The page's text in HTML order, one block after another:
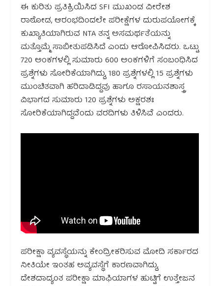
ಈ ಕುರಿತು ಪ್ರತಿಕ್ರಿಯಿಸಿದ SFI ಮುಖಂಡ ವೀರೇಶ
ರಾಠೋಡ, ಆರಂಭದಿಂದಲೇ ಪರೀಕ್ಷೆಗಳ ದುರುಪಯೋಗಕ್ಕೆ
ಕುಖ್ಯಾತಿಯಾಗಿರುವ NTA ತನ್ನ ಅಸಮರ್ಥತೆಯನ್ನು
ಮತ್ತೊಮ್ಮೆ ಸಾಬೀತುಪಡಿಸಿದೆ ಎಂದು ಆರೋಪಿಸಿದರು. ಒಟ್ಟು
720 ಅಂಕಗಳಲ್ಲಿ ಸುಮಾರು 600 ಅಂಕಗಳಿಗೆ ಸಂಬಂಧಿಸಿದ
ಪ್ರಶ್ನೆಗಳು ಸೋರಿಕೆಯಾಗಿದ್ದು, 180 ಪ್ರಶ್ನೆಗಳಲ್ಲಿ 15 ಪ್ರಶ್ನೆಗಳು
ಮುಂಚಿತವಾಗಿ ಹರಿದಾಡಿದ್ದವು ಹಾಗೂ ರಸಾಯನಶಾಸ್ತ್ರ
ವಿಭಾಗದ ಸುಮಾರು 120 ಪ್ರಶ್ನೆಗಳು ಅಕ್ಷರಶಃ
ಸೋರಿಕೆಯಾಗಿದ್ದವೆಂದು ವರದಿಗಳು ತಿಳಿಸಿವೆ ಎಂದರು.
ಪರೀಕ್ಷಾ ವ್ಯವಸ್ಥೆಯನ್ನು ಕೇಂದ್ರೀಕರಿಸುವ ಮೋದಿ ಸರ್ಕಾರದ
ನೀತಿಯೇ ಇಂತಹ ಅವ್ಯವಸ್ಥೆಗೆ ಕಾರಣವಾಗಿದ್ದು,
ದೇಶದಾದ್ಯಂತ ಪರೀಕ್ಷಾ ಮಾಫಿಯಾಗಳ ಹುಟ್ಟಿಗೆ ಉತ್ತೇಜನ